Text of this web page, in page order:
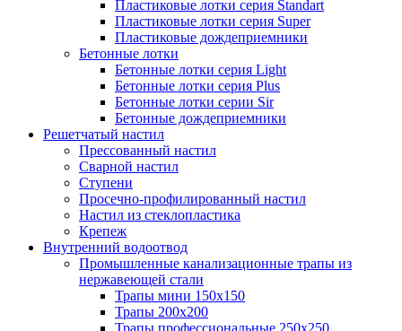
Пластиковые лотки серия Standart
Пластиковые лотки серия Super
Пластиковые дождеприемники
Бетонные лотки
Бетонные лотки серия Light
Бетонные лотки серия Plus
Бетонные лотки серии Sir
Бетонные дождеприемники
Решетчатый настил
Прессованный настил
Сварной настил
Ступени
Просечно-профилированный настил
Настил из стеклопластика
Крепеж
Внутренний водоотвод
Промышленные канализационные трапы из
нержавеющей стали
Трапы мини 150х150
Трапы 200х200
Трапы профессиональные 250х250